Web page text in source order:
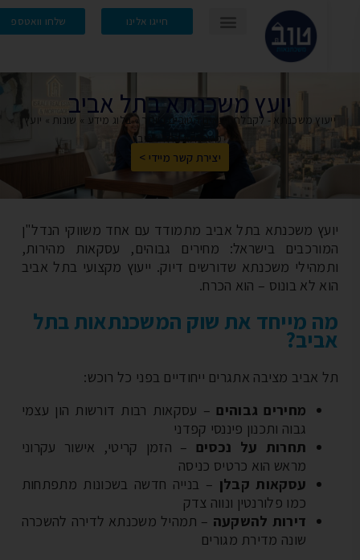
חייגו אלינו שלחו וואטספ
יועץ משכנתא בתל אביב
משכנתא - לקבלת תנאים הטובים ביותר» בלוג מידע» שונות »יועץ
משכנתא בתל אביב
יצירת קשר מיידי >
משכנתא בתל אביב מתמודד עם אחד משווקי הנדל"ן
בישראל: מחירים גבוהים, עסקאות מהירות,
משכנתא שדורשים דיוק. ייעוץ מקצועי בתל אביב
לא בונוס – הוא הכרח.
מייחד את שוק המשכנתאות בתל
אביב מציבה אתגרים ייחודיים בפני כל רוכש:
מחירים גבוהים– עסקאות רבות דורשות הון עצמי
גבוה ותכנון פיננסי קפדני
תחרות על נכסים– הזמן קריטי, אישור עקרוני
מראש הוא כרטיס כניסה
עסקאות קבלן – בנייה חדשה בשכונות מתפתחות
כמו פלורנטין ונווה צדק
דירות להשקעה– תמהיל משכנתא לדירה להשכרה
שונה מדירת מגורים